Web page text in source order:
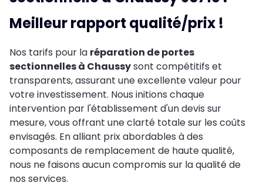
Meilleur rapport qualité/prix !
Nos tarifs pour la réparation de portes
sectionnelles à Chaussysont compétitifs et
transparents, assurant une excellente valeur pour
votre investissement. Nous initions chaque
intervention par l'établissement d'un devis sur
mesure, vous offrant une clarté totale sur les coûts
envisagés. En alliant prix abordables à des
composants de remplacement de haute qualité,
nous ne faisons aucun compromis sur la qualité de
nos services.